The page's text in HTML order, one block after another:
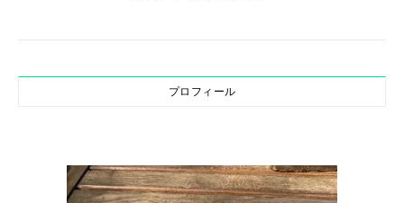
プロフィール